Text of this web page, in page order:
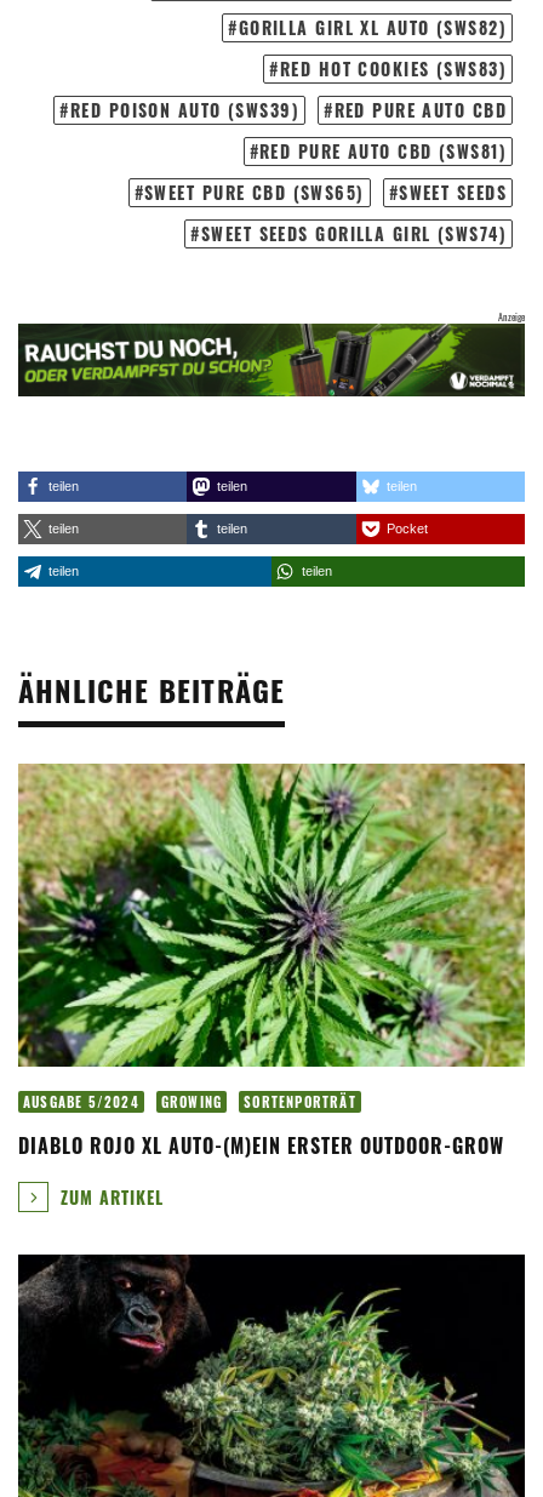
GORILLA GIRL XL AUTO (SWS82)
RED HOT COOKIES (SWS83)
RED POISON AUTO (SWS39)
RED PURE AUTO CBD
RED PURE AUTO CBD (SWS81)
SWEET PURE CBD (SWS65)
SWEET SEEDS
SWEET SEEDS GORILLA GIRL (SWS74)
teilen teilen teilen
teilen teilen Pocket
teilen teilen
ÄHNLICHE BEITRÄGE
AUSGABE 5/2024 GROWING SORTENPORTRÄT
DIABLO ROJO XL AUTO-(M)EIN ERSTER OUTDOOR-GROW
ZUM ARTIKEL